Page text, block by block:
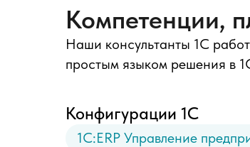
Компетенции,
Наши консультанты 1С
простым языком решения в
Конфигурации 1С
1С:ERP Управление